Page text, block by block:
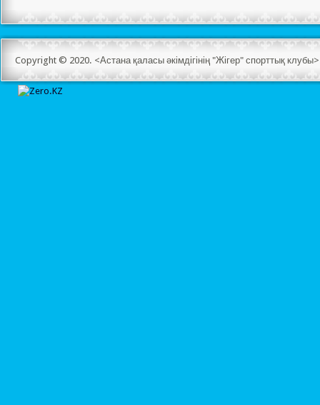
Copyright © 2020. <Астана қаласы әкімдігінің "Жігер" спорттық